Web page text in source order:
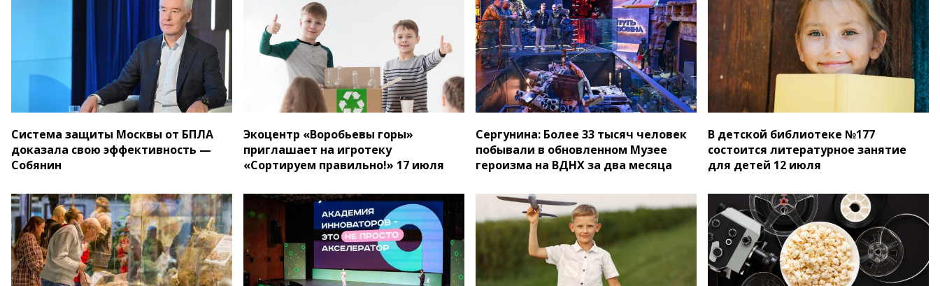
Система защиты Москвы от БПЛА
доказала свою эффективность —
Собянин
Экоцентр «Воробьевы горы»
приглашает на игротеку
«Сортируем правильно!» 17 июля
Сергунина: Более 33 тысяч человек
побывали в обновленном Музее
героизма на ВДНХ за два месяца
В детской библиотеке №177
состоится литературное занятие
для детей 12 июля